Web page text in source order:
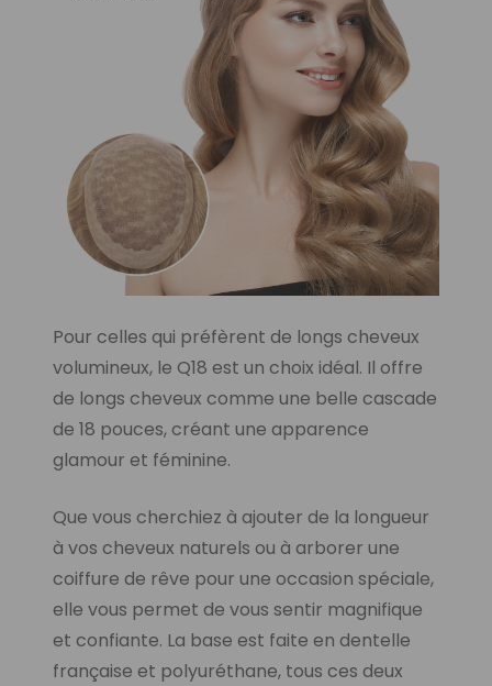
Pour celles qui préfèrent de longs cheveux
volumineux, le Q18 est un choix idéal. Il offre
de longs cheveux comme une belle cascade
de 18 pouces, créant une apparence
glamour et féminine.
Que vous cherchiez à ajouter de la longueur
à vos cheveux naturels ou à arborer une
coiffure de rêve pour une occasion spéciale,
elle vous permet de vous sentir magnifique
et confiante. La base est faite en dentelle
française et polyuréthane, tous ces deux